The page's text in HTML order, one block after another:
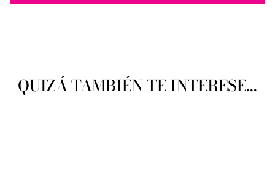
QUIZÁ TAMBIÉN TE INTERESE...